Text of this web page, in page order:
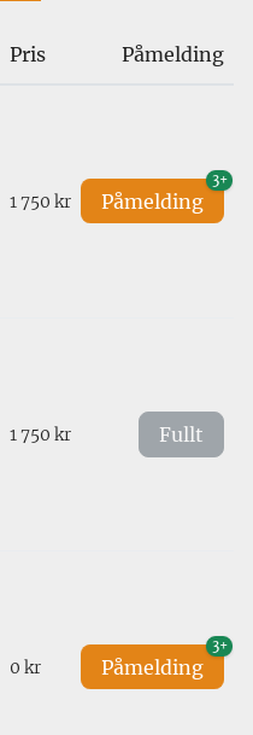
Pris Påmelding
1 750 kr Påmelding
3+
1 750 kr Fullt
0 kr Påmelding
3+